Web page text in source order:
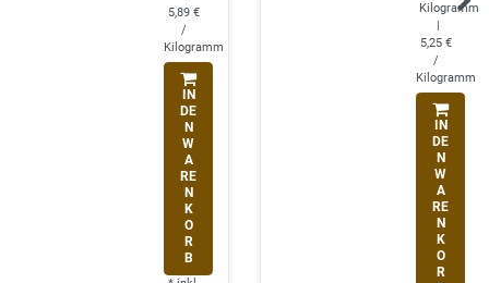
5,89 €
/
Kilogramm
IN
DE
N
W
A
RE
N
K
O
R
B
Kilogramm
5,25 €
/
Kilogramm
IN
DE
N
W
A
RE
N
K
O
R